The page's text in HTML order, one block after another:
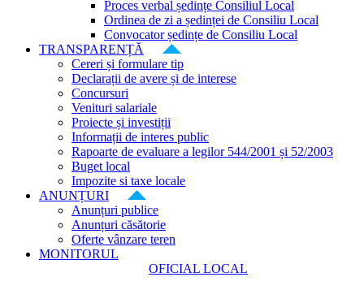
Proces verbal ședințe Consiliul Local
Ordinea de zi a ședinței de Consiliu Local
Convocator ședințe de Consiliu Local
TRANSPARENȚĂ
Cereri și formulare tip
Declarații de avere și de interese
Concursuri
Venituri salariale
Proiecte și investiții
Informații de interes public
Rapoarte de evaluare a legilor 544/2001 și 52/2003
Buget local
Impozite si taxe locale
ANUNȚURI
Anunțuri publice
Anunțuri căsătorie
Oferte vânzare teren
MONITORUL
OFICIAL LOCAL